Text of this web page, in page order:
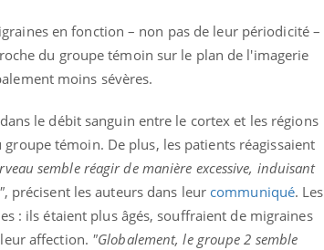
en fonction – non pas de leur périodicité –
du groupe témoin sur le plan de l'imagerie
moins sévères.
le débit sanguin entre le cortex et les régions
témoin. De plus, les patients réagissaient
semble réagir de manière excessive, induisant
, précisent les auteurs dans leur communiqué. Les
: ils étaient plus âgés, souffraient de migraines
affection. "Globalement, le groupe 2 semble